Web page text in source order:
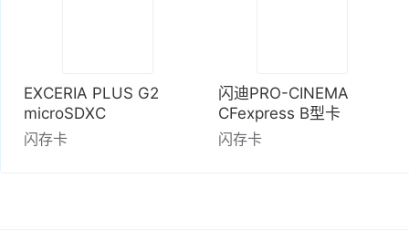
EXCERIA PLUS G2
microSDXC
闪存卡
闪迪PRO-CINEMA
CFexpress B型卡
闪存卡